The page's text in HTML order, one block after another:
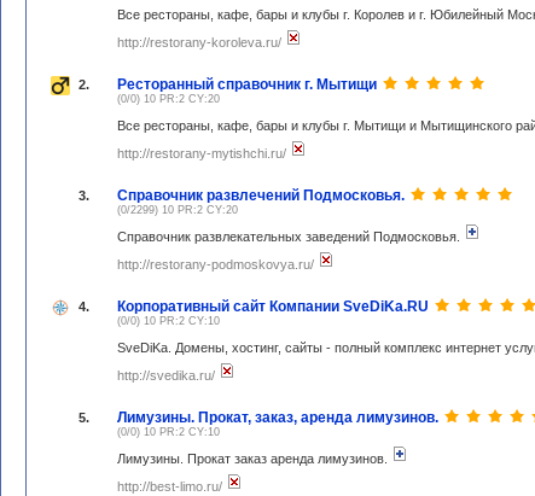
Все рестораны, кафе, бары и клубы г. Королев и г. Юбилейный
http://restorany-koroleva.ru/
2. Ресторанный справочник г. Мытищи
(0/0) 10 PR:2 CY:20
Все рестораны, кафе, бары и клубы г. Мытищи и Мытищинского
http://restorany-mytishchi.ru/
3. Справочник развлечений Подмосковья.
(0/2299) 10 PR:2 CY:20
Справочник развлекательных заведений Подмосковья.
http://restorany-podmoskovya.ru/
4. Корпоративный сайт Компании SveDiKa.RU
(0/0) 10 PR:2 CY:10
SveDiKa. Домены, хостинг, сайты - полный комплекс интернет
http://svedika.ru/
5. Лимузины. Прокат, заказ, аренда лимузинов.
(0/0) 10 PR:2 CY:10
Лимузины. Прокат заказ аренда лимузинов.
http://best-limo.ru/